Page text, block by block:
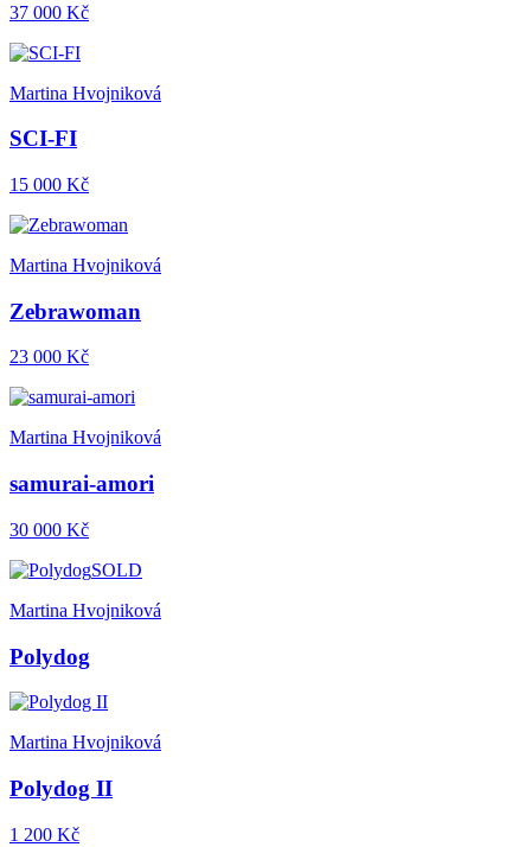
37 000 Kč
Martina Hvojniková
SCI-FI
15 000 Kč
Martina Hvojniková
Zebrawoman
23 000 Kč
Martina Hvojniková
samurai-amori
30 000 Kč
SOLD
Martina Hvojniková
Polydog
Martina Hvojniková
Polydog II
1 200 Kč